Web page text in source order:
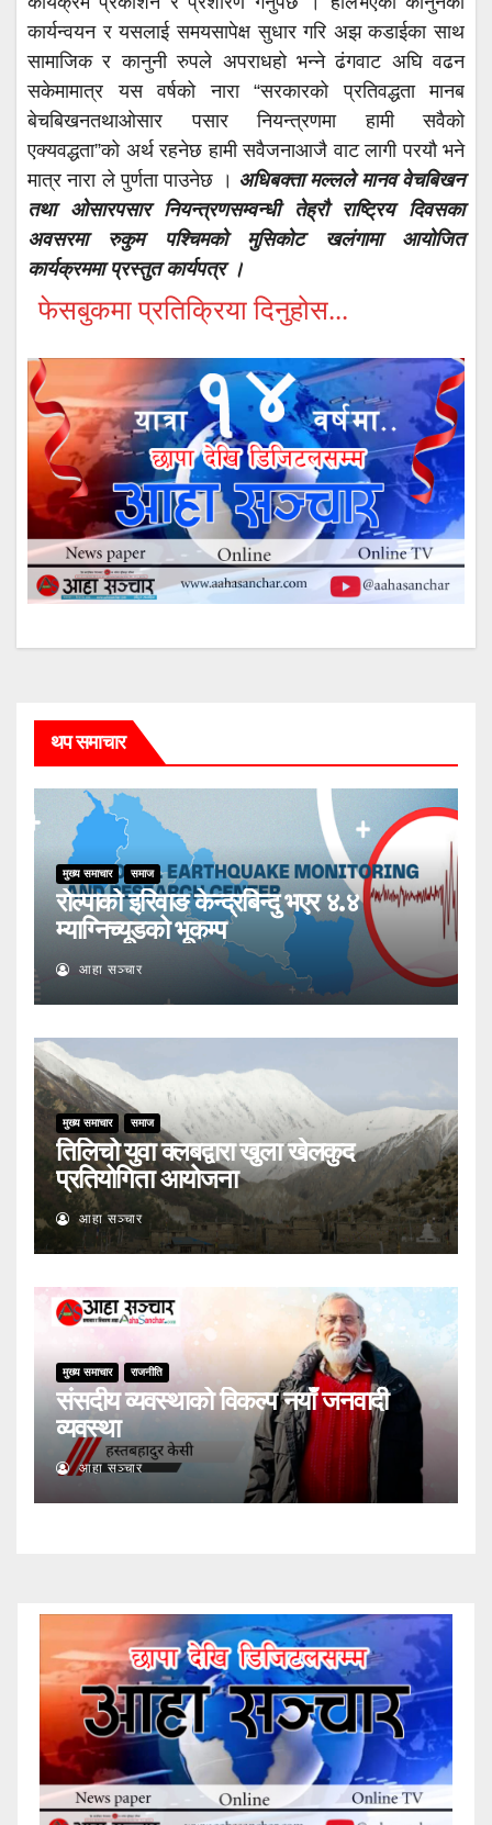
कार्यन्वयन र यसलाई समयसापेक्ष सुधार गरि अझ कडाईका साथ
सामाजिक र कानुनी रुपले अपराधहो भन्ने ढंगवाट अघि वढन
सकेमामात्र यस वर्षको नारा “सरकारको प्रतिवद्धता मानब
बेचबिखनतथाओसार पसार नियन्त्रणमा हामी सवैको
एक्यवद्धता”को अर्थ रहनेछ हामी सवैजनाआजै वाट लागी परयौ भने
मात्र नारा ले पुर्णता पाउनेछ । अधिबक्ता मल्लले मानव वेचबिखन
तथा ओसारपसार नियन्त्रणसम्वन्धी तेह्रौ राष्ट्रिय दिवसका
अवसरमा रुकुम पश्चिमको मुसिकोट खलंगामा आयोजित
कार्यक्रममा प्रस्तुत कार्यपत्र ।
फेसबुकमा प्रतिक्रिया दिनुहोस...
थप समाचार
मुख्य समाचार समाज
रोल्पाको इरिवाङ केन्द्रबिन्दु भएर ४.४
म्याग्निच्यूडको भूकम्प
आहा सञ्चार
मुख्य समाचार समाज
तिलिचो युवा क्लबद्वारा खुला खेलकुद
प्रतियोगिता आयोजना
आहा सञ्चार
मुख्य समाचार राजनीति
संसदीय व्यवस्थाको विकल्प नयाँ जनवादी
व्यवस्था
आहा सञ्चार